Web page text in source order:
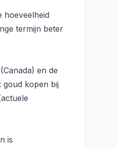
hoeveelheid
termijn beter
en de
goud kopen bij
is